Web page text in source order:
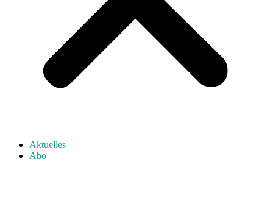
Aktuelles
Abo